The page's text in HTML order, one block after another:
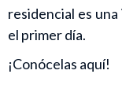
residencial es
el primer día.
¡Conócelas aquí!